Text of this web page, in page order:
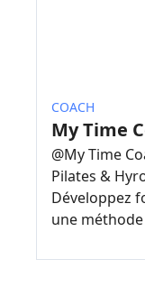
COACH
My Time
@My Time
Pilates &
Développez
une